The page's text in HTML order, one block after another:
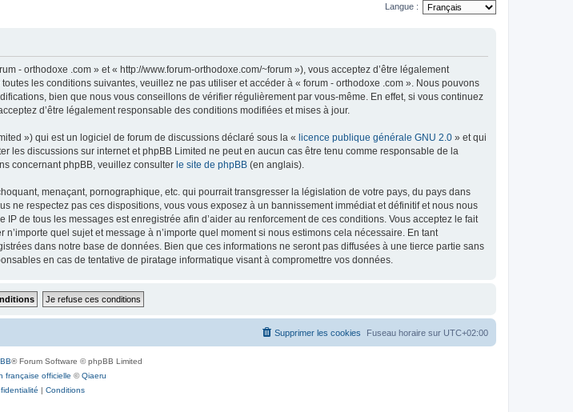
Langue :
- orthodoxe .com » et « http://www.forum-orthodoxe.com/~forum »), vous acceptez d’être légalement
les conditions suivantes, veuillez ne pas utiliser et accéder à « forum - orthodoxe .com ». Nous pouvons
bien que nous vous conseillons de vérifier régulièrement par vous-même. En effet, si vous continuez
d’être légalement responsable des conditions modifiées et mises à jour.
») qui est un logiciel de forum de discussions déclaré sous la « licence publique générale GNU 2.0 » et qui
les discussions sur internet et phpBB Limited ne peut en aucun cas être tenu comme responsable de la
concernant phpBB, veuillez consulter le site de phpBB (en anglais).
menaçant, pornographique, etc. qui pourrait transgresser la législation de votre pays, du pays dans
ne respectez pas ces dispositions, vous vous exposez à un bannissement immédiat et définitif et nous nous
de tous les messages est enregistrée afin d’aider au renforcement de ces conditions. Vous acceptez le fait
quel sujet et message à n’importe quel moment si nous estimons cela nécessaire. En tant
dans notre base de données. Bien que ces informations ne seront pas diffusées à une tierce partie sans
en cas de tentative de piratage informatique visant à compromettre vos données.
Fuseau horaire sur UTC+02:00
Supprimer les cookies
® Forum Software © phpBB Limited
française officielle ©Qiaeru
| Conditions